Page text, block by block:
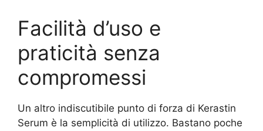
Facilità d’uso e
praticità senza
compromessi
Un altro indiscutibile punto di forza di Kerastin
Serum è la semplicità di utilizzo. Bastano poche